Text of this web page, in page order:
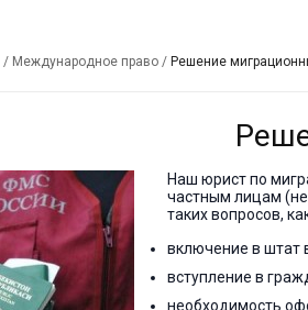
/ Международное право/ Решение
Наш юрист по
частным лицам
таких вопросов,
включение в штат
вступление в
необходимость